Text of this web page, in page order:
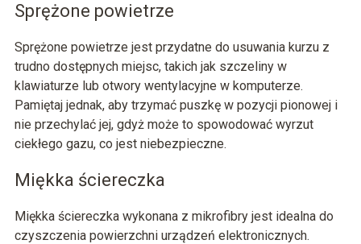
Sprężone powietrze
Sprężone powietrze jest przydatne do usuwania kurzu z
trudno dostępnych miejsc, takich jak szczeliny w
klawiaturze lub otwory wentylacyjne w komputerze.
Pamiętaj jednak, aby trzymać puszkę w pozycji pionowej i
nie przechylać jej, gdyż może to spowodować wyrzut
ciekłego gazu, co jest niebezpieczne.
Miękka ściereczka
Miękka ściereczka wykonana z mikrofibry jest idealna do
czyszczenia powierzchni urządzeń elektronicznych.